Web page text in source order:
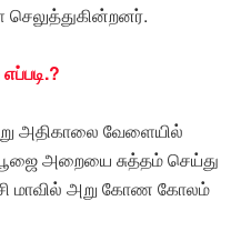
அதிகாலை வேளையில்
பூஜை அறையை சுத்தம் செய்து
மாவில் அறு கோண கோலம்